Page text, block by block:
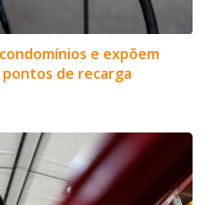
e expõem
pontos de recarga